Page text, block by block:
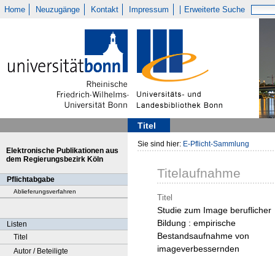
Home Neuzugänge Kontakt Impressum Erweiterte Suche
Titel
Elektronische Publikationen aus
dem Regierungsbezirk Köln
Pflichtabgabe
Ablieferungsverfahren
Listen
Titel
Autor / Beteiligte
Sie sind hier: E-Pflicht-Sammlung
Titelaufnahme
Titel
Studie zum Image beruflicher
Bildung : empirische
Bestandsaufnahme von
imageverbessernden